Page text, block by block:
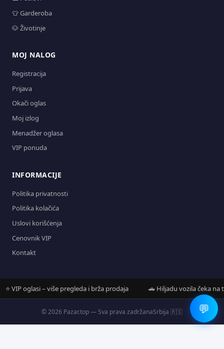
👕 Garderoba
🐶 Životinje
MOJ NALOG
Registracija
Prijava
Okači oglas
Moj izlog
Menadžer oglasa
VIP ponuda
INFORMACIJE
Politika privatnosti
Politika kolačića
Uslovi korišćenja
Cenovnik VIP
Kontakt
VIP oglasi – više pregleda i brža prodaja 🚗 Hiljadu vozila čeka na tebe
© 2026 Pazar.top — Sva prava zadržanaSrbija 🇷🇸 💬